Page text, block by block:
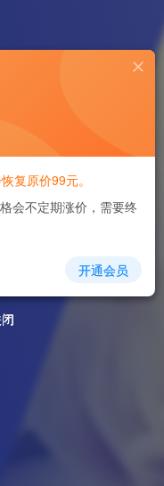
复原价99元。
会不定期涨价，需要终
开通会员